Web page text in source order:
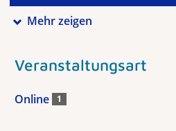
Mehr zeigen
Veranstaltungsart
Online 1